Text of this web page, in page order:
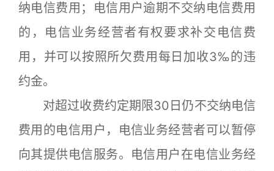
纳电信费用；电信用户逾期不交纳电信费用
的，电信业务经营者有权要求补交电信费
用，并可以按照所欠费用每日加收3‰的违
约金。
对超过收费约定期限30日仍不交纳电信
费用的电信用户，电信业务经营者可以暂停
向其提供电信服务。电信用户在电信业务经